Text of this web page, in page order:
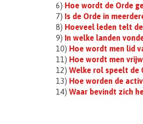
6) Hoe wordt de Orde
7) Is de Orde in
8) Hoeveel leden telt
9) In welke landen
10) Hoe wordt men lid
11) Hoe wordt men
12) Welke rol speelt de
13) Hoe worden de
14) Waar bevindt zich